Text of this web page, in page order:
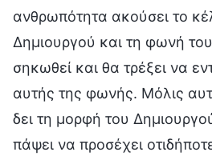
ανθρωπότητα ακούσει το
Δημιουργού και τη φωνή
σηκωθεί και θα τρέξει να
αυτής της φωνής. Μόλις
δει τη μορφή του
πάψει να προσέχει